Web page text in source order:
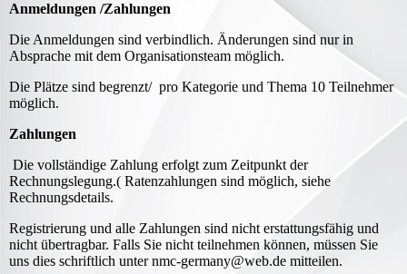
Anmeldungen /Zahlungen
Die Anmeldungen sind verbindlich. Änderungen sind nur in
Absprache mit dem Organisationsteam möglich.
Die Plätze sind begrenzt/ pro Kategorie und Thema 10 Teilnehmer
möglich.
Zahlungen
Die vollständige Zahlung erfolgt zum Zeitpunkt der
Rechnungslegung.( Ratenzahlungen sind möglich, siehe
Rechnungsdetails.
Registrierung und alle Zahlungen sind nicht erstattungsfähig und
nicht übertragbar. Falls Sie nicht teilnehmen können, müssen Sie
uns dies schriftlich unter nmc-germany@web.de mitteilen.